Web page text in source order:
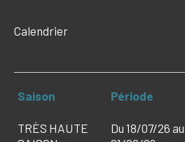
Calendrier
Saison Période
TRÈS HAUTE
Du 18/07/26 au